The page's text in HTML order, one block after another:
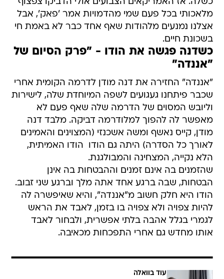
מלאכותי בכל פעם שמי מהדמויות אמר 'פאק', אבל
אצלנו נמנעים מלהודות שאף אחד כבר לא באמת חי
בשכונת חיים.
כשדנה פגשה את הודו - "פרק הסיום של
"אננדה"
"אננדה" החזירה את דנה מודן לדרמה הקומית אחרי
שכבר פיתחנו געגועים לשפה המיוחדת שלה, לישירות
וליובש המסוים של הדרמה שלה שאף פעם לא
מאפשר לה להפוך למלודרמה דביקה. מלבד דנה
מודן, קייס נאשף ומשה אשכנזי (המצוינים והאמינים
לאורך כל הסדרה) היתה גם הודו  הודו האמיתית,
הלא נקייה, המצחינה והמבולגנת.
שהזמנים בה אינם זמנים וההבטחות בה אינן
הבטחות, שבה ברגע אחד אתה מלך וברגע שני זבוב.
הודו היא חלק חשוב מ"אננדה", והיא שאיפשרה לה
להיות צפויה ולא צפויה בו בזמן, לאבד את הראש
לגמרי בגלל אהבה בלתי אפשרית, ולבחור לאבד
אותו מחדש גם אחרי התפכחות מכאיבה.
עוד בוואלה